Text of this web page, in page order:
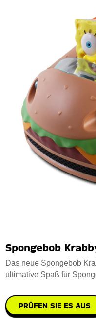
Spongebob
Das neue Spongebob
ultimative Spaß für
PRÜFEN SIE ES AUS